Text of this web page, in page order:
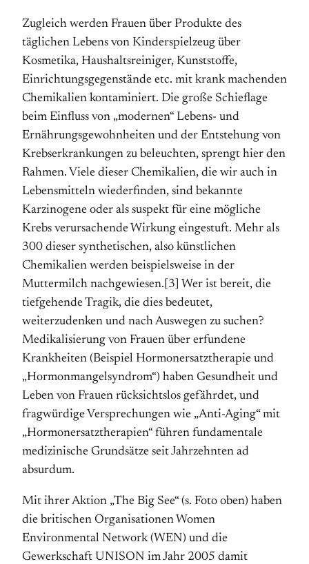
Zugleich werden Frauen über Produkte des
täglichen Lebens von Kinderspielzeug über
Kosmetika, Haushalts­reiniger, Kunststoffe,
Einrichtungsgegenstände etc. mit krank machenden
Chemikalien kontaminiert. Die große Schieflage
beim Einfluss von „modernen“ Lebens- und
Ernährungsgewohnheiten und der Entstehung von
Krebs­erkrankungen zu beleuchten, sprengt hier den
Rahmen. Viele dieser Chemikalien, die wir auch in
Lebensmitteln wiederfinden, sind bekannte
Karzinogene oder als suspekt für eine mögliche
Krebs verursachende Wirkung einge­stuft. Mehr als
300 dieser synthetischen, also künstlichen
Chemikalien werden beispielsweise in der
Muttermilch nachgewiesen.[3] Wer ist bereit, die
tiefgehende Tragik, die dies bedeutet,
weiterzudenken und nach Auswegen zu suchen?
Medikalisierung von Frauen über erfundene
Krankheiten (Beispiel Hormonersatztherapie und
„Hormonmangelsyndrom“) haben Gesundheit und
Leben von Frauen rücksichtslos gefährdet, und
fragwürdige Ver­sprechungen wie „Anti-Aging“ mit
„Hormonersatztherapien“ führen fundamentale
medizinische Grundsätze seit Jahrzehnten ad
absurdum.
Mit ihrer Aktion „The Big See“ (s. Foto oben) haben
die britischen Organisationen Women
Environmental Network (WEN) und die
Gewerkschaft UNISON im Jahr 2005 damit